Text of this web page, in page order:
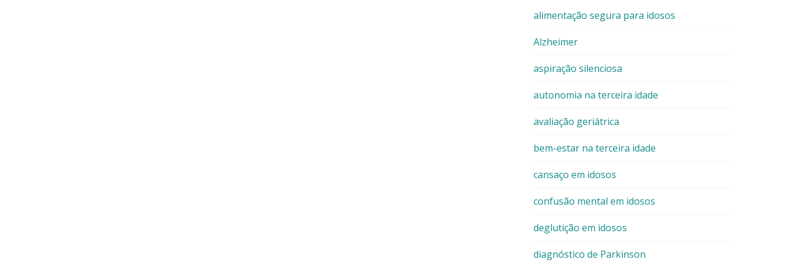
alimentação segura para idosos
Alzheimer
aspiração silenciosa
autonomia na terceira idade
avaliação geriátrica
bem-estar na terceira idade
cansaço em idosos
confusão mental em idosos
deglutição em idosos
diagnóstico de Parkinson